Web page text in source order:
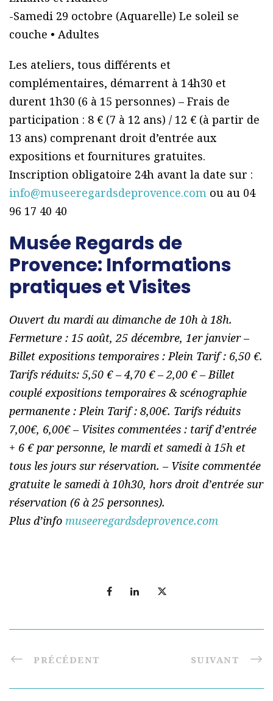
-Samedi 29 octobre (Aquarelle) Le soleil se
couche • Adultes
Les ateliers, tous différents et
complémentaires, démarrent à 14h30 et
durent 1h30 (6 à 15 personnes) – Frais de
participation : 8 € (7 à 12 ans) / 12 € (à partir de
13 ans) comprenant droit d’entrée aux
expositions et fournitures gratuites.
Inscription obligatoire 24h avant la date sur :
info@museeregardsdeprovence.com ou au 04
96 17 40 40
Musée Regards de
Provence: Informations
pratiques et Visites
Ouvert du mardi au dimanche de 10h à 18h.
Fermeture : 15 août, 25 décembre, 1er janvier –
Billet expositions temporaires : Plein Tarif : 6,50 €.
Tarifs réduits: 5,50 € – 4,70 € – 2,00 € – Billet
couplé expositions temporaires & scénographie
permanente : Plein Tarif : 8,00€. Tarifs réduits
7,00€, 6,00€ – Visites commentées : tarif d’entrée
+ 6 € par personne, le mardi et samedi à 15h et
tous les jours sur réservation. – Visite commentée
gratuite le samedi à 10h30, hors droit d’entrée sur
réservation (6 à 25 personnes).
Plus d’info museeregardsdeprovence.com
PRÉCÉDENT SUIVANT